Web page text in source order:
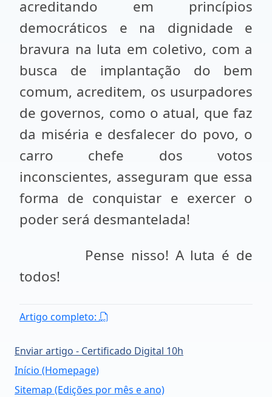
acreditando em princípios
democráticos e na dignidade e
bravura na luta em coletivo, com a
busca de implantação do bem
comum, acreditem, os usurpadores
de governos, como o atual, que faz
da miséria e desfalecer do povo, o
carro chefe dos votos
inconscientes, asseguram que essa
forma de conquistar e exercer o
poder será desmantelada!
Pense nisso! A luta é de
todos!
Artigo completo:
Enviar artigo - Certificado Digital 10h
Início (Homepage)
Sitemap (Edições por mês e ano)